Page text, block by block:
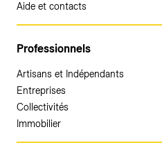
Aide et contacts
Professionnels
Artisans et Indépendants
Entreprises
Collectivités
Immobilier